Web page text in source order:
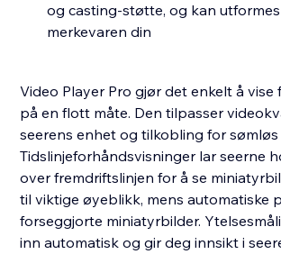
og casting-støtte, og kan
merkevaren din
Video Player Pro gjør det enkelt å vise
på en flott måte. Den tilpasser
seerens enhet og tilkobling for sømløs
Tidslinjeforhåndsvisninger lar seerne
over fremdriftslinjen for å se
til viktige øyeblikk, mens automatiske
forseggjorte miniatyrbilder.
inn automatisk og gir deg innsikt i